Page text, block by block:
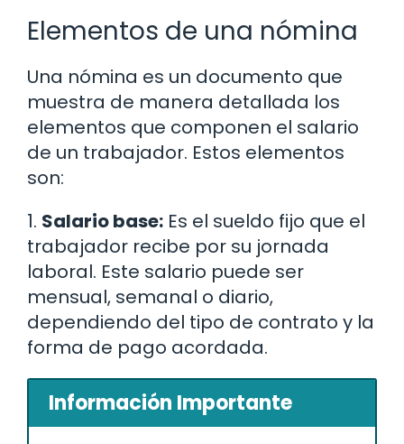
Elementos de una nómina
Una nómina es un documento que
muestra de manera detallada los
elementos que componen el salario
de un trabajador. Estos elementos
son:
1. Salario base: Es el sueldo fijo que el
trabajador recibe por su jornada
laboral. Este salario puede ser
mensual, semanal o diario,
dependiendo del tipo de contrato y la
forma de pago acordada.
Información Importante